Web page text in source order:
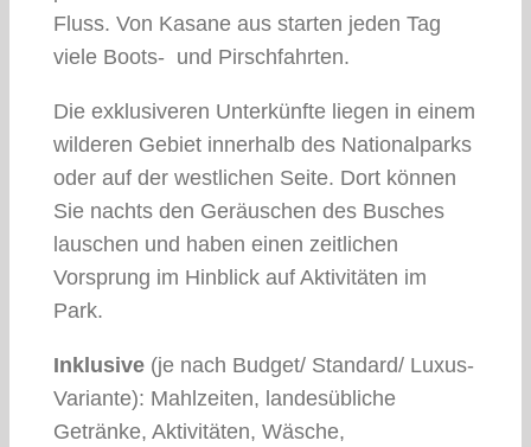
Fluss. Von Kasane aus starten jeden Tag
viele Boots- und Pirschfahrten.
Die exklusiveren Unterkünfte liegen in einem
wilderen Gebiet innerhalb des Nationalparks
oder auf der westlichen Seite. Dort können
Sie nachts den Geräuschen des Busches
lauschen und haben einen zeitlichen
Vorsprung im Hinblick auf Aktivitäten im
Park.
Inklusive (je nach Budget/ Standard/ Luxus-
Variante): Mahlzeiten, landesübliche
Getränke, Aktivitäten, Wäsche,